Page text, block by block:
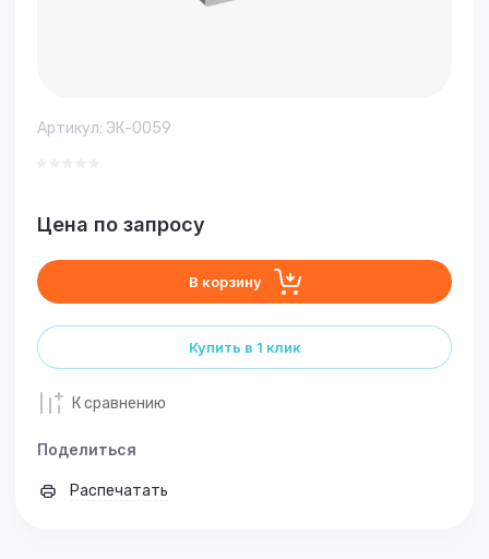
Артикул: ЭК-0059
Цена по запросу
В корзину
Купить в 1 клик
К сравнению
Поделиться
Распечатать